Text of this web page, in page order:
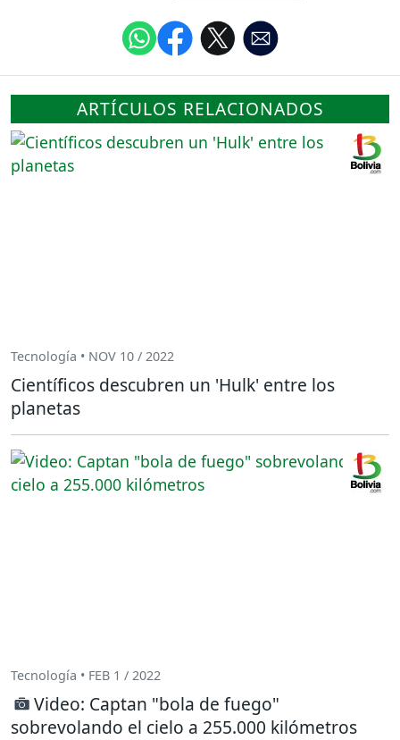
ARTÍCULOS RELACIONADOS
Tecnología • NOV 10 / 2022
Científicos descubren un 'Hulk' entre los
planetas
Tecnología • FEB 1 / 2022
Video: Captan "bola de fuego"
sobrevolando el cielo a 255.000 kilómetros